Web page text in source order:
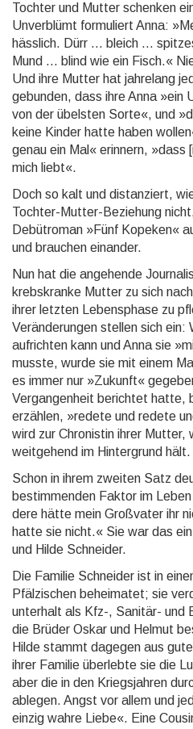
Tochter und Mutter schenken
Unverblümt formuliert Anna:
hässlich. Dürr ... bleich ...
Mund ... blind wie ein Fisch.«
Und ihre Mut­ter hat jahrelang
gebunden, dass ihre Anna »ein
von der übelsten Sorte«, und
keine Kinder hatte haben
genau ein Mal« erinnern,
mich liebt«.
Doch so kalt und distanziert,
Tochter-Mutter-Beziehung
Debütroman »Fünf Kopeken«
und brauchen einander.
Nun hat die angehende
krebskranke Mutter zu sich
ihrer letzten Lebensphase zu
Veränderungen stellen sich ein:
aufrichten kann und Anna sie
musste, wurde sie mit einem
es immer nur »Zukunft«
Vergangenheit berichtet hatte,
erzählen, »redete und redete
wird zur Chronistin ihrer Mutter,
weitgehend im Hintergrund hält.
Schon in ihrem zweiten Satz
bestimmenden Faktor im
dere hätte mein Großvater ihr
hatte sie nicht.« Sie war das
und Hilde Schneider.
Die Familie Schneider ist in
Pfälzischen beheimatet; sie
unterhalt als Kfz-, Sanitär- und
die Brüder Oskar und Helmut
Hilde stammt dagegen aus
ihrer Familie überlebte sie die
aber die in den Kriegsjahren
ablegen. Angst vor allem und
einzig wahre Liebe«. Eine